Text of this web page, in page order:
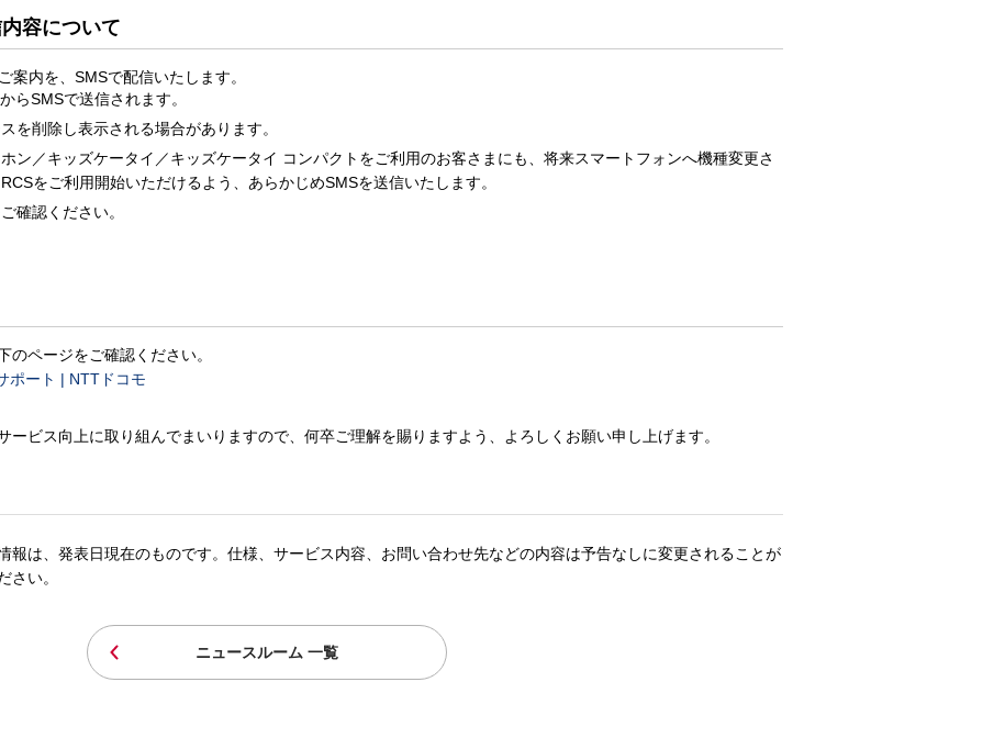
容について
案内を、SMSで配信いたします。
らSMSで送信されます。
を削除し表示される場合があります。
ン／キッズケータイ／キッズケータイ コンパクトをご利用のお客さまにも、将来スマートフォンへ機種変更さ
をご利用開始いただけるよう、あらかじめSMSを送信いたします。
確認ください。
ページをご確認ください。
ポート | NTTドコモ
ービス向上に取り組んでまいりますので、何卒ご理解を賜りますよう、よろしくお願い申し上げます。
報は、発表日現在のものです。仕様、サービス内容、お問い合わせ先などの内容は予告なしに変更されることが
さい。
ニュースルーム 一覧